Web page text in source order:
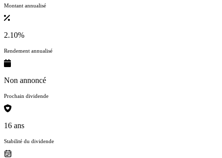
Montant annualisé
2.10%
Rendement annualisé
Non annoncé
Prochain dividende
16 ans
Stabilité du dividende